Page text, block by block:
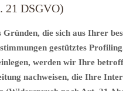
21 DSGVO)
die sich aus Ihrer
gestütztes
werden wir Ihre
nachweisen, die Ihre